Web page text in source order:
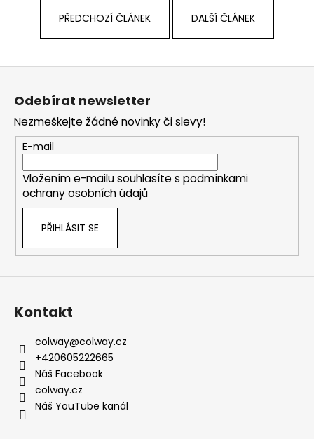
PŘEDCHOZÍ ČLÁNEK DALŠÍ ČLÁNEK
Z
Odebírat newsletter
Nezmeškejte žádné novinky či slevy!
E-mail
Vložením e-mailu souhlasíte s podmínkami
ochrany osobních údajů
PŘIHLÁSIT SE
Kontakt
colway@colway.cz
+420605222665
Náš Facebook
colway.cz
Náš YouTube kanál